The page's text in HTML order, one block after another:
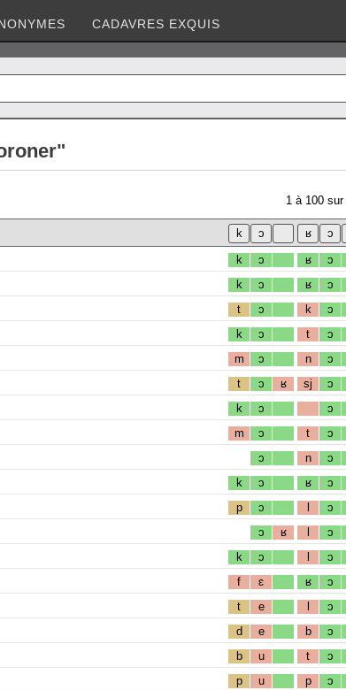
CADAVRES EXQUIS
1 à 100 sur
k ɔ ʁ ɔ
k ɔ ʁ ɔ
t ɔ k ɔ
k ɔ t ɔ
m ɔ n ɔ
t ɔ ʁ sj ɔ
k ɔ ɔ
m ɔ t ɔ
ɔ n ɔ
k ɔ ʁ ɔ
p ɔ l ɔ
ɔ ʁ l ɔ
k ɔ l ɔ
f ɛ ʁ ɔ
t e l ɔ
d e b ɔ
b u t ɔ
p u p ɔ